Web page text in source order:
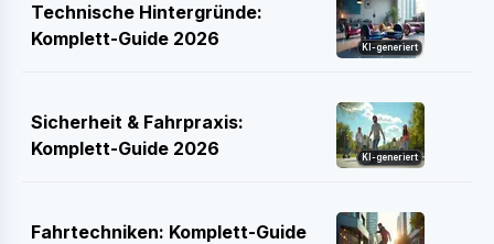
Technische Hintergründe:
Komplett-Guide 2026
KI-generiert
Sicherheit & Fahrpraxis:
Komplett-Guide 2026
KI-generiert
Fahrtechniken: Komplett-Guide